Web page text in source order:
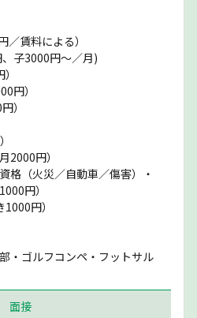
賃料による）
子3000円〜／月)
円）
）
2000円）
格（火災／自動車／傷害）・
円）
円）
・ゴルフコンペ・フットサル
面接